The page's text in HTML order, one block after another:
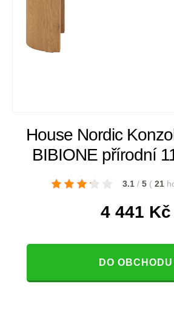
House Nordic
BIBIONE přírodní
3.1 / 5 ( 21
4 441 Kč
DO OBCHODU